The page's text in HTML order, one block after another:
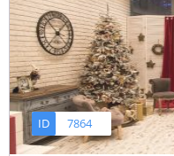
ID 7864